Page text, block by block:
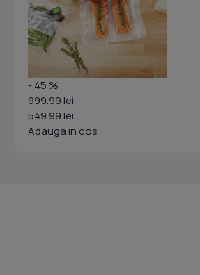
- 45 %
999.99 lei
549.99 lei
Adauga in cos